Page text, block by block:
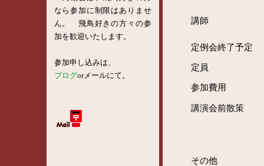
なら参加に制限はありませ
ん。 飛鳥好きの方々の参
加を歓迎いたします。
参加申し込みは、
ブログorメールにて。
講師
定例会終了予定
定員
参加費用
講演会前散策
その他